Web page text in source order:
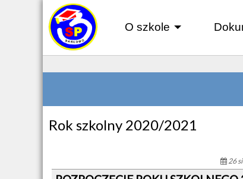
O szkole
Rok szkolny 2020/2021
26